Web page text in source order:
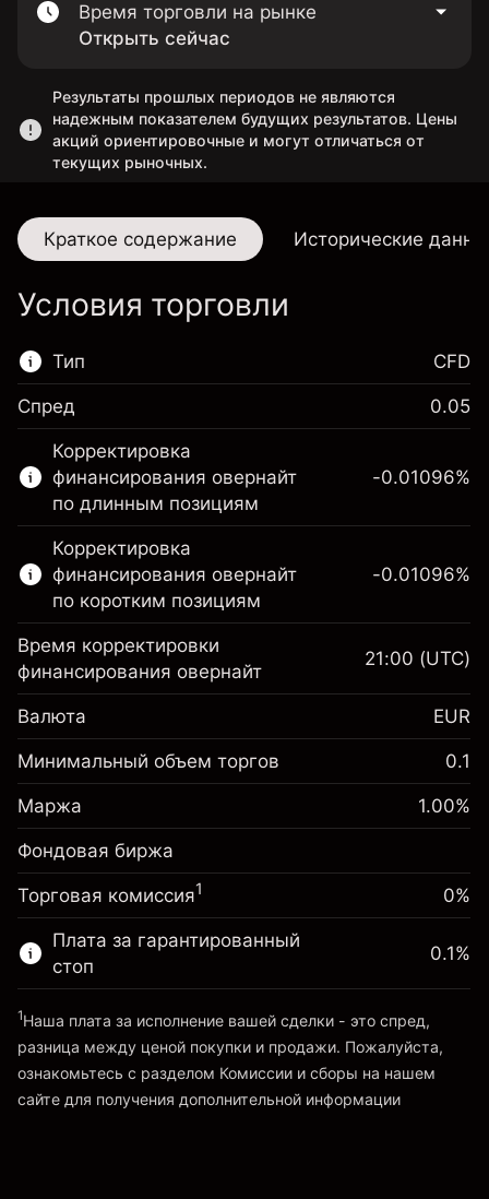
Время торговли на рынке
Открыть сейчас
Результаты прошлых периодов не являются
надежным показателем будущих результатов. Цены
акций ориентировочные и могут отличаться от
текущих рыночных.
Краткое содержание Исторические
Условия торговли
Тип
Этот финансовый рынок доступен для
торговли CFD.
Подробнее о:
CFD
CFD
Спред 0.05
Корректировка
финансирования овернайт
по длинным позициям
Маржа. Ваши
инвестиции
€1,000.00
Корректировка за
овернайт
Сборы рассчитываются от
полной стоимости позиции
%
(-€10.96)
Размер сделки с левереджем
Перейти на платформу
-0.01096%
Корректировка
финансирования овернайт
по коротким позициям
Маржа. Ваши
инвестиции
€1,000.00
Корректировка за
овернайт
Сборы рассчитываются от
полной стоимости позиции
%
Размер сделки с левереджем
Перейти на платформу
-0.01096%
Время корректировки
финансирования овернайт
21:00 (UTC)
Валюта EUR
Минимальный объем торгов 0.1
Маржа 1.00%
Фондовая биржа
Торговая комиссия1 0%
Плата за гарантированный
стоп
«Комиссии и сборы»
0.1%
1Наша плата за исполнение вашей сделки - это спред,
разница между ценой покупки и продажи. Пожалуйста,
ознакомьтесь с разделом Комиссии и сборы на нашем
сайте для получения дополнительной информации